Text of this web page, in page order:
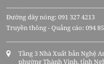
Đường dây nóng: 091 327 4213
Truyền thông - Quảng cáo: 094
Tầng 3 Nhà Xuất bản Nghệ
phường Thành Vinh, tỉnh